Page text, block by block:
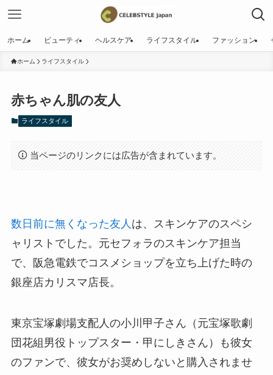
ホーム ビューティ ヘルスケア ライフスタイル ファッション
ホーム ライフスタイル
赤ちゃん肌の友人
ライフスタイル
当ページのリンクには広告が含まれています。
数日前に無くなった友人 は、スキンケアのスペシ
ャリストでした。元セフォラのスキンケア担当
で、阪急電鉄でコスメショップを立ち上げた時の
銀座店カリスマ店長。
東京宝塚劇場支配人の小川甲子さん（元宝塚歌劇
団花組男役トップスター・甲にしきさん）も彼女
のファンで、彼女がお奨めしないと購入されませ